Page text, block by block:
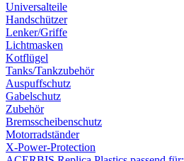
Universalteile
Handschützer
Lenker/Griffe
Lichtmasken
Kotflügel
Tanks/Tankzubehör
Auspuffschutz
Gabelschutz
Zubehör
Bremsscheibenschutz
Motorradständer
X-Power-Protection